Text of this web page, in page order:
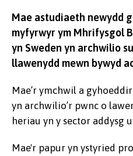
Mae astudiaeth newydd
myfyrwyr ym Mhrifysgol
yn Sweden yn archwilio
llawenydd mewn bywyd
Mae’r ymchwil a
yn archwilio’r pwnc o
heriau yn y sector addysg
Mae'r papur yn ystyried